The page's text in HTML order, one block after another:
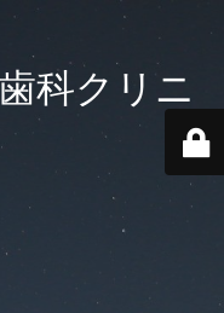
科クリニ